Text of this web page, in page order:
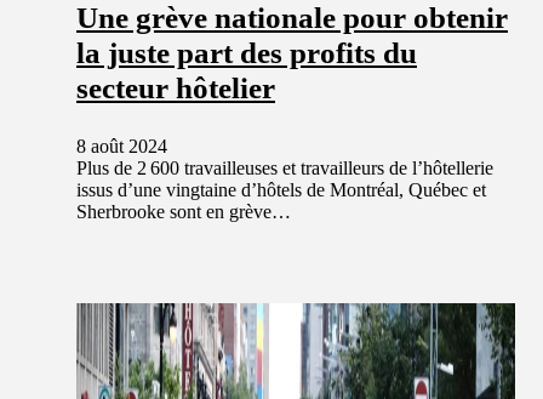
Une grève nationale pour obtenir
la juste part des profits du
secteur hôtelier
8 août 2024
Plus de 2 600 travailleuses et travailleurs de l’hôtellerie
issus d’une vingtaine d’hôtels de Montréal, Québec et
Sherbrooke sont en grève…